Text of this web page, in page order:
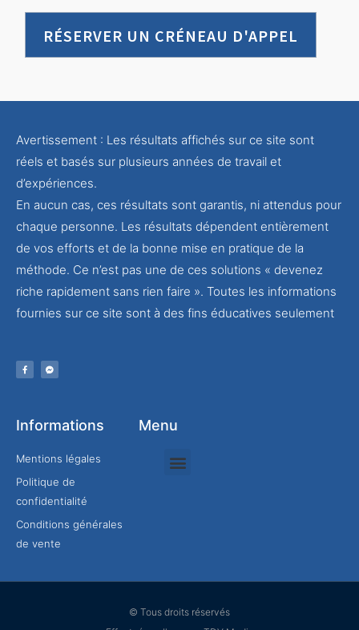
RÉSERVER UN CRÉNEAU D'APPEL
Avertissement : Les résultats affichés sur ce site sont
réels et basés sur plusieurs années de travail et
d’expériences.
En aucun cas, ces résultats sont garantis, ni attendus pour
chaque personne. Les résultats dépendent entièrement
de vos efforts et de la bonne mise en pratique de la
méthode. Ce n’est pas une de ces solutions « devenez
riche rapidement sans rien faire ». Toutes les informations
fournies sur ce site sont à des fins éducatives seulement
Informations
Mentions légales
Politique de
confidentialité
Conditions générales
de vente
Menu
© Tous droits réservés